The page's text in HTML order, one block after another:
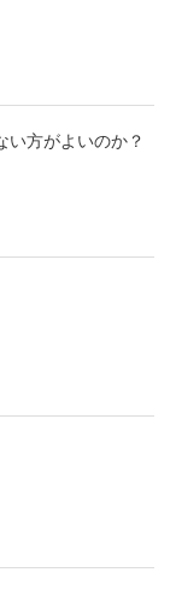
い方がよいのか？